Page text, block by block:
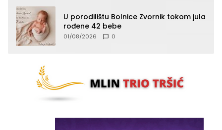
U porodilištu Bolnice Zvornik tokom jula
rođene 42 bebe
01/08/2026 0